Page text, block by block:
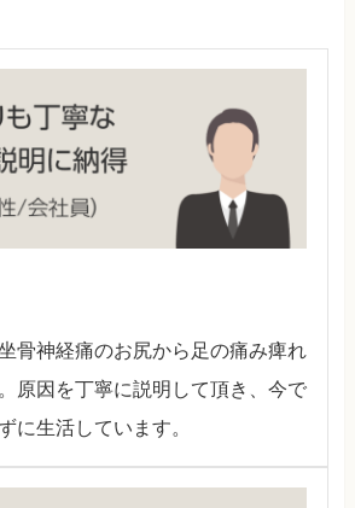
骨神経痛のお尻から足の痛み痺れ
原因を丁寧に説明して頂き、今で
に生活しています。